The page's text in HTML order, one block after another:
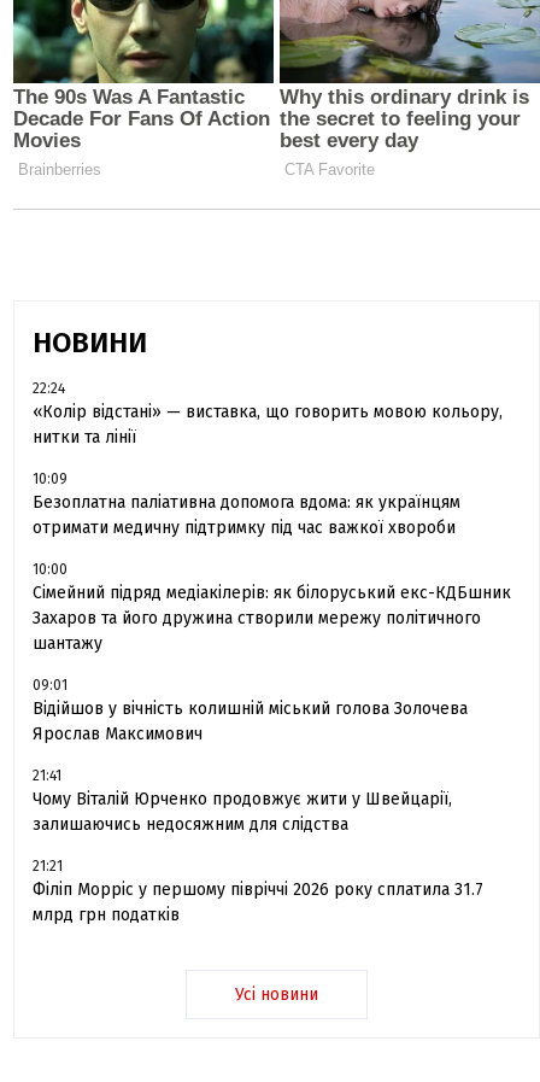
НОВИНИ
22:24
«Колір відстані» — виставка, що говорить мовою кольору,
нитки та лінії
10:09
Безоплатна паліативна допомога вдома: як українцям
отримати медичну підтримку під час важкої хвороби
10:00
Сімейний підряд медіакілерів: як білоруський екс-КДБшник
Захаров та його дружина створили мережу політичного
шантажу
09:01
Відійшов у вічність колишній міський голова Золочева
Ярослав Максимович
21:41
Чому Віталій Юрченко продовжує жити у Швейцарії,
залишаючись недосяжним для слідства
21:21
Філіп Морріс у першому півріччі 2026 року сплатила 31.7
млрд грн податків
Усі новини